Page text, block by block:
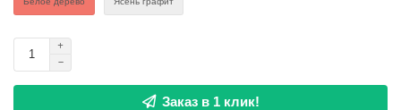
Заказ в 1 клик!